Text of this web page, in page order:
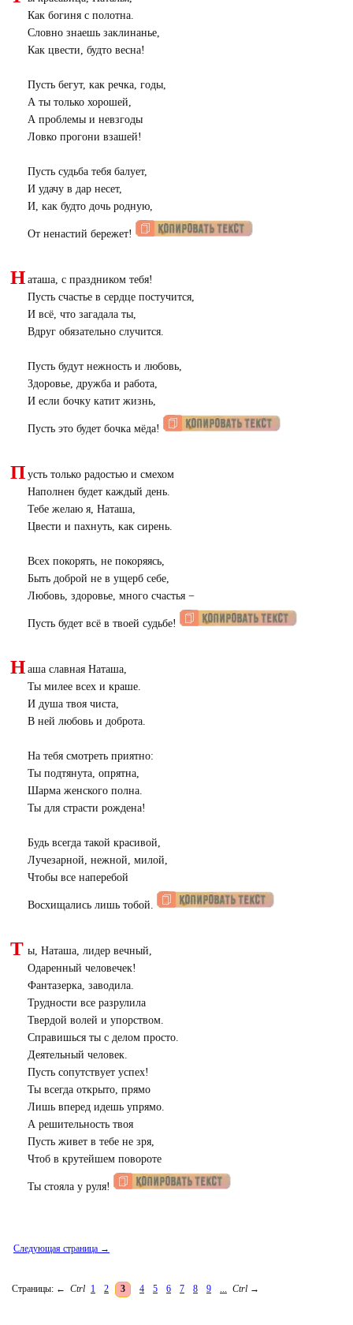
Как богиня с полотна.
Словно знаешь заклинанье,
Как цвести, будто весна!
Пусть бегут, как речка, годы,
А ты только хорошей,
А проблемы и невзгоды
Ловко прогони взашей!
Пусть судьба тебя балует,
И удачу в дар несет,
И, как будто дочь родную,
От ненастий бережет!
Н аташа, с праздником тебя!
Пусть счастье в сердце постучится,
И всё, что загадала ты,
Вдруг обязательно случится.
Пусть будут нежность и любовь,
Здоровье, дружба и работа,
И если бочку катит жизнь,
Пусть это будет бочка мёда!
П усть только радостью и смехом
Наполнен будет каждый день.
Тебе желаю я, Наташа,
Цвести и пахнуть, как сирень.
Всех покорять, не покоряясь,
Быть доброй не в ущерб себе,
Любовь, здоровье, много счастья −
Пусть будет всё в твоей судьбе!
Н аша славная Наташа,
Ты милее всех и краше.
И душа твоя чиста,
В ней любовь и доброта.
На тебя смотреть приятно:
Ты подтянута, опрятна,
Шарма женского полна.
Ты для страсти рождена!
Будь всегда такой красивой,
Лучезарной, нежной, милой,
Чтобы все наперебой
Восхищались лишь тобой.
Т ы, Наташа, лидер вечный,
Одаренный человечек!
Фантазерка, заводила.
Трудности все разрулила
Твердой волей и упорством.
Справишься ты с делом просто.
Деятельный человек.
Пусть сопутствует успех!
Ты всегда открыто, прямо
Лишь вперед идешь упрямо.
А решительность твоя
Пусть живет в тебе не зря,
Чтоб в крутейшем повороте
Ты стояла у руля!
Следующая страница →
Страницы: ← Ctrl 1 2 3 4 5 6 7 8 9 ... Ctrl →